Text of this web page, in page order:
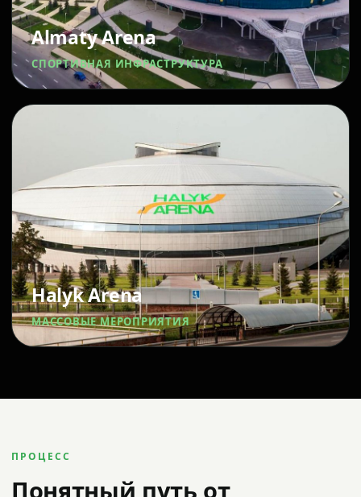
Almaty Arena
СПОРТИВНАЯ ИНФРАСТРУКТУРА
Halyk Arena
МАССОВЫЕ МЕРОПРИЯТИЯ
ПРОЦЕСС
Понятный путь от